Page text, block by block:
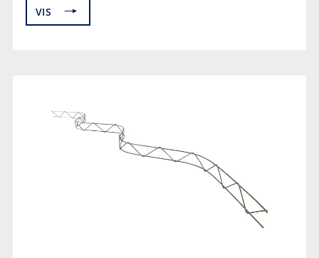
VIS